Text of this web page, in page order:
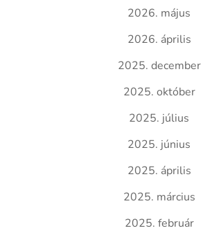
2026. május
2026. április
2025. december
2025. október
2025. július
2025. június
2025. április
2025. március
2025. február